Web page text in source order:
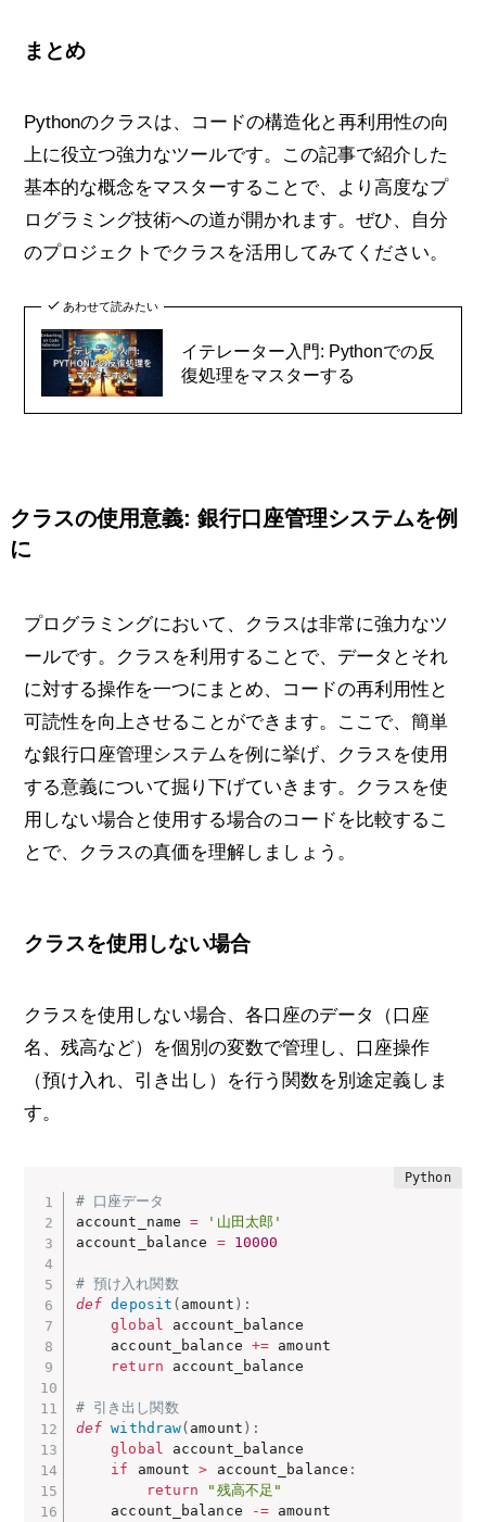
まとめ
Pythonのクラスは、コードの構造化と再利用性の向
上に役立つ強力なツールです。この記事で紹介した
基本的な概念をマスターすることで、より高度なプ
ログラミング技術への道が開かれます。ぜひ、自分
のプロジェクトでクラスを活用してみてください。
あわせて読みたい
イテレーター入門: Pythonでの反
復処理をマスターする
クラスの使用意義: 銀行口座管理システムを例
に
プログラミングにおいて、クラスは非常に強力なツ
ールです。クラスを利用することで、データとそれ
に対する操作を一つにまとめ、コードの再利用性と
可読性を向上させることができます。ここで、簡単
な銀行口座管理システムを例に挙げ、クラスを使用
する意義について掘り下げていきます。クラスを使
用しない場合と使用する場合のコードを比較するこ
とで、クラスの真価を理解しましょう。
クラスを使用しない場合
クラスを使用しない場合、各口座のデータ（口座
名、残高など）を個別の変数で管理し、口座操作
（預け入れ、引き出し）を行う関数を別途定義しま
す。
# 口座データ
account_name =
'山田太郎'
account_balance = 10000
# 預け入れ関数
def deposit ( amount ) :
global account_balance
    account_balance
+= amount
return account_balance
# 引き出し関数
def withdraw( amount ) :
global account_balance
if amount > account_balance :
return
"残高不足"
    account_balance
-= amount